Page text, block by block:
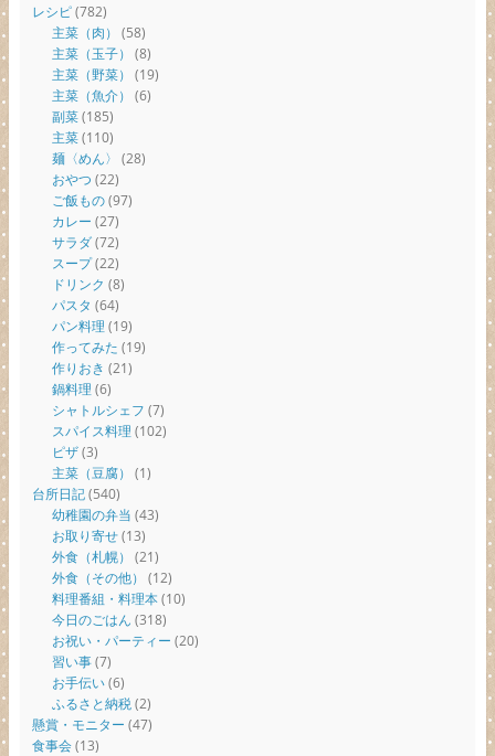
レシピ(782)
主菜（肉） (58)
主菜（玉子） (8)
主菜（野菜） (19)
主菜（魚介） (6)
副菜(185)
主菜(110)
麺〈めん〉 (28)
おやつ (22)
ご飯もの(97)
カレー (27)
サラダ(72)
スープ(22)
ドリンク (8)
パスタ (64)
パン料理 (19)
作ってみた (19)
作りおき (21)
鍋料理 (6)
シャトルシェフ (7)
スパイス料理 (102)
ピザ(3)
主菜（豆腐） (1)
台所日記(540)
幼稚園の弁当 (43)
お取り寄せ(13)
外食（札幌） (21)
外食（その他） (12)
料理番組・料理本(10)
今日のごはん (318)
お祝い・パーティー (20)
習い事(7)
お手伝い(6)
ふるさと納税(2)
懸賞・モニター (47)
食事会(13)